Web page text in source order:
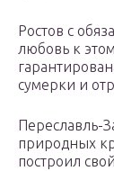
Ростов с
любовь к
сумерки и
Переславль-
природных
построил